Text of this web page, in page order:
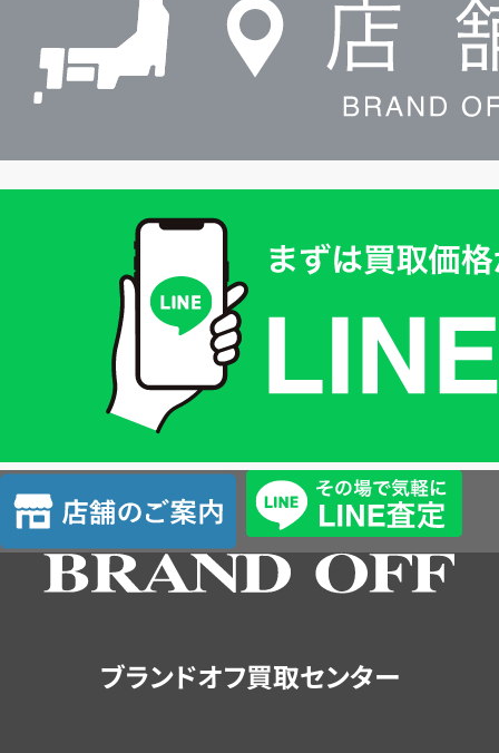
査
定
店
舗
の
ブランドオフ買取センター